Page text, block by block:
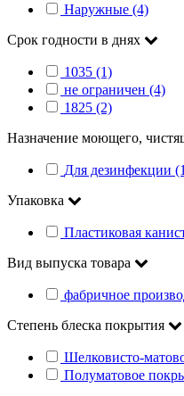
Наружные (4)
Срок годности в днях
1035 (1)
не ограничен (4)
1825 (2)
Назначение моющего,
Для дезинфекции
Упаковка
Пластиковая
Вид выпуска товара
фабричное
Степень блеска покрытия
Шелковисто-
Полуматовое